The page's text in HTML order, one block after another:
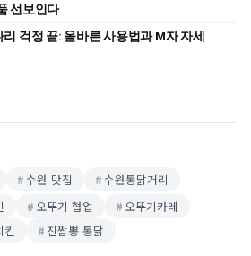
선보인다
리 걱정 끝: 올바른 사용법과 M자 자세
수원 맛집
수원통닭거리
오뚜기 협업
오뚜기카레
킨 진짬뽕 통닭